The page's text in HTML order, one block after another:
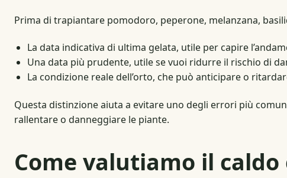
Prima di trapiantare pomodoro, peperone, melanzana,
La data indicativa di ultima gelata, utile per capire
Una data più prudente, utile se vuoi ridurre il rischio di
La condizione reale dell’orto, che può anticipare o
Questa distinzione aiuta a evitare uno degli errori più
rallentare o danneggiare le piante.
Come valutiamo il caldo